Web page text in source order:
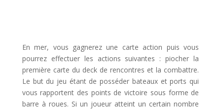
En mer, vous gagnerez une carte action puis vous
pourrez effectuer les actions suivantes : piocher la
première carte du deck de rencontres et la combattre.
Le but du jeu étant de posséder bateaux et ports qui
vous rapportent des points de victoire sous forme de
barre à roues. Si un joueur atteint un certain nombre